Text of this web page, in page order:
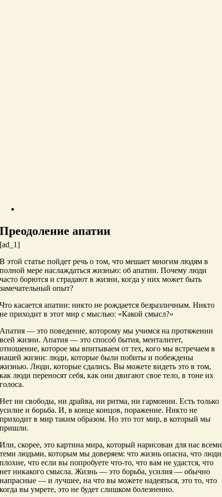
Преодоление апатии
[ad_1]
В этой статье пойдет речь о том, что мешает многим людям в
полной мере наслаждаться жизнью: об апатии. Почему люди
часто борются и страдают в жизни, когда у них может быть
замечательный опыт?
Что касается апатии: никто не рождается безразличным. Никто
не приходит в этот мир с мыслью: «Какой смысл?»
Апатия — это поведение, которому мы учимся на протяжении
всей жизни. Апатия — это способ бытия, менталитет,
отношение, которое мы впитываем от тех, кого мы встречаем в
нашей жизни: люди, которые были побиты и побеждены
жизнью. Люди, которые сдались. Вы можете видеть это в том,
как люди переносят себя, как они двигают свое тело, в тоне их
голоса.
Нет ни свободы, ни драйва, ни ритма, ни гармонии. Есть только
усилие и борьба. И, в конце концов, поражение. Никто не
приходит в мир таким образом. Но это тот мир, в который мы
пришли.
Или, скорее, это картина мира, который нарисован для нас всеми
теми людьми, которым мы доверяем: что жизнь опасна, что люди
плохие, что если вы попробуете что-то, что вам не удастся, что
нет никакого смысла. Жизнь — это борьба, усилия — обычно
напрасные — и лучшее, на что вы можете надеяться, это то, что
когда вы умрете, это не будет слишком болезненно.